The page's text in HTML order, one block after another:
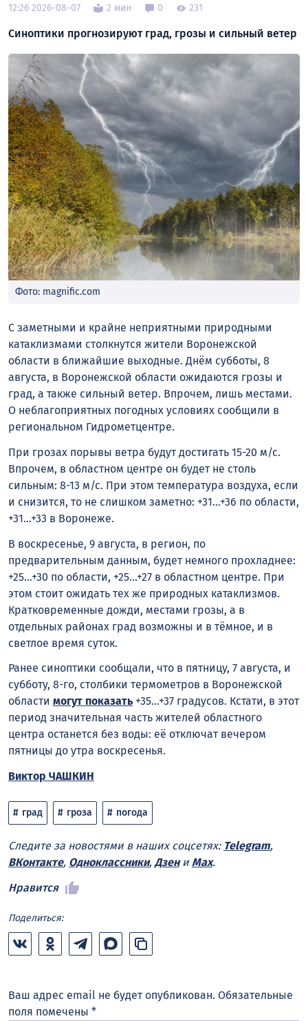
12:26 2026-08-07 2 мин 0 231
Синоптики прогнозируют град, грозы и сильный ветер
Фото: magnific.com
С заметными и крайне неприятными природными
катаклизмами столкнутся жители Воронежской
области в ближайшие выходные. Днём субботы, 8
августа, в Воронежской области ожидаются грозы и
град, а также сильный ветер. Впрочем, лишь местами.
О неблагоприятных погодных условиях сообщили в
региональном Гидрометцентре.
При грозах порывы ветра будут достигать 15-20 м/с.
Впрочем, в областном центре он будет не столь
сильным: 8-13 м/с. При этом температура воздуха, если
и снизится, то не слишком заметно: +31…+36 по области,
+31…+33 в Воронеже.
В воскресенье, 9 августа, в регион, по
предварительным данным, будет немного прохладнее:
+25…+30 по области, +25…+27 в областном центре. При
этом стоит ожидать тех же природных катаклизмов.
Кратковременные дожди, местами грозы, а в
отдельных районах град возможны и в тёмное, и в
светлое время суток.
Ранее синоптики сообщали, что в пятницу, 7 августа, и
субботу, 8-го, столбики термометров в Воронежской
области могут показать +35…+37 градусов. Кстати, в этот
период значительная часть жителей областного
центра останется без воды: её отключат вечером
пятницы до утра воскресенья.
Виктор ЧАШКИН
град гроза погода
Следите за новостями в наших соцсетях: Telegram,
ВКонтакте, Одноклассники, Дзени Max.
Нравится
Поделиться:
Ваш адрес email не будет опубликован. Обязательные
поля помечены *